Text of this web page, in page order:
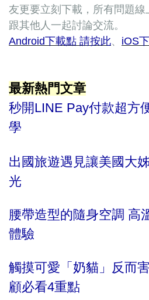
友更要立刻下載，所有問題
跟其他人一起討論交流。
Android下載點 請按此、 iOS
最新熱門文章
秒開LINE Pay付款超方
學
出國旅遊遇見讓美國大
光
腰帶造型的隨身空調 高
體驗
觸摸可愛「奶貓」反而
顧必看4重點